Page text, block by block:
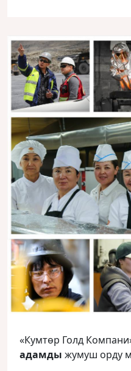
«Кумтөр Голд
адамды жумуш орду